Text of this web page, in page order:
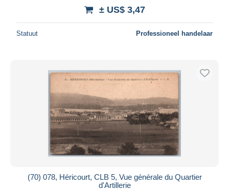
± US$ 3,47
Statuut Professioneel handelaar
(70) 078, Héricourt, CLB 5, Vue générale du Quartier
d'Artillerie